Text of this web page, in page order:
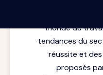
monde du
tendances du
réussite et
proposés